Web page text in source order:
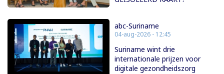
abc-Suriname
04-aug-2026 - 12:45
Suriname wint drie
internationale prijzen voor
digitale gezondheidszorg